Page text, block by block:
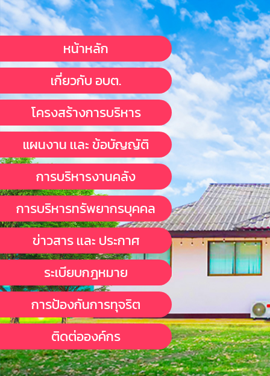
หน้าหลัก
เกี่ยวกับ อบต.
โครงสร้างการบริหาร
แผนงาน เเละ ข้อบัญญัติ
การบริหารงานคลัง
การบริหารทรัพยากรบุคคล
ข่าวสาร เเละ ประกาศ
ระเบียบกฎหมาย
การป้องกันการทุจริต
ติดต่อองค์กร